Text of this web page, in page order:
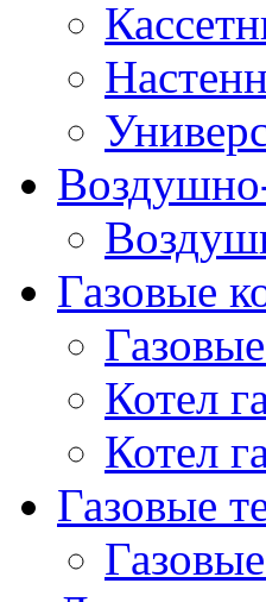
Газовые
Котел
Котел
Газовые